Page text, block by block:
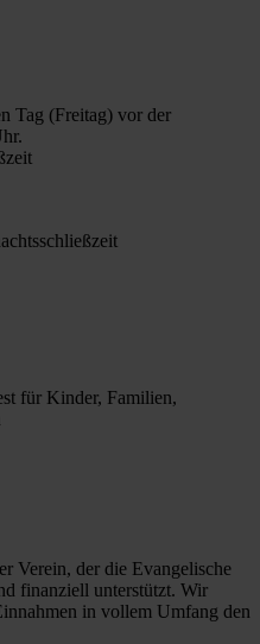
Tag (Freitag) vor der
für Kinder, Familien,
Verein, der die Evangelische
finanziell unterstützt. Wir
in vollem Umfang den